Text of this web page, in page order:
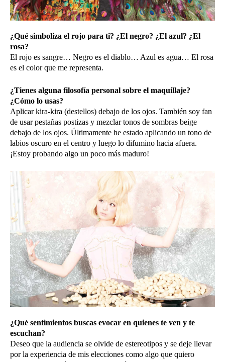
¿Qué simboliza el rojo para ti? ¿El negro? ¿El azul? ¿El
rosa?
El rojo es sangre… Negro es el diablo… Azul es agua… El rosa
es el color que me representa.
¿Tienes alguna filosofía personal sobre el maquillaje?
¿Cómo lo usas?
Aplicar kira-kira (destellos) debajo de los ojos. También soy fan
de usar pestañas postizas y mezclar tonos de sombras beige
debajo de los ojos. Últimamente he estado aplicando un tono de
labios oscuro en el centro y luego lo difumino hacia afuera.
¡Estoy probando algo un poco más maduro!
¿Qué sentimientos buscas evocar en quienes te ven y te
escuchan?
Deseo que la audiencia se olvide de estereotipos y se deje llevar
por la experiencia de mis elecciones como algo que quiero